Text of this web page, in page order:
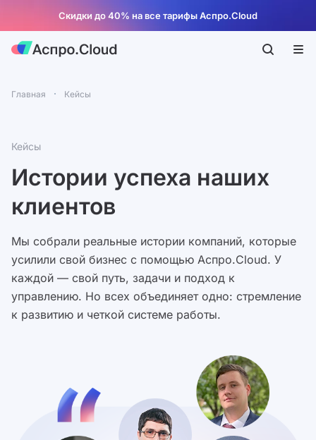
Скидки до 40% на все тарифы Аспро.Cloud
Главная Кейсы
Кейсы
Истории успеха наших
клиентов
Мы собрали реальные истории компаний, которые
усилили свой бизнес с помощью Аспро.Cloud. У
каждой — свой путь, задачи и подход к
управлению. Но всех объединяет одно: стремление
к развитию и четкой системе работы.